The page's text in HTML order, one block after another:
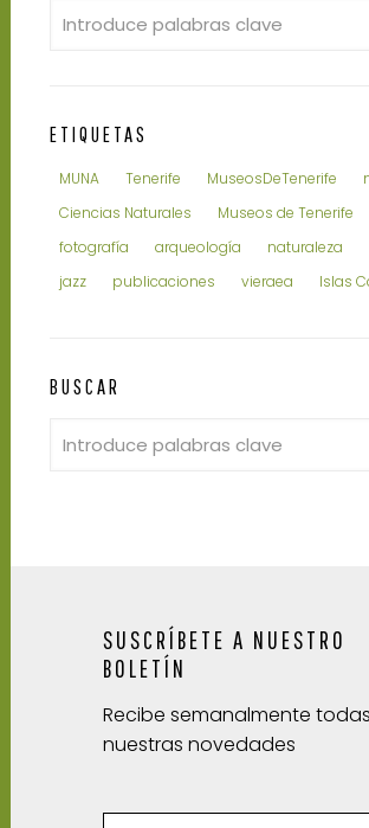
ETIQUETAS
MUNA Tenerife MuseosDeTenerife
Ciencias Naturales
Museos de Tenerife
fotografía
arqueología naturaleza
jazz
publicaciones vieraea Islas
BUSCAR
SUSCRÍBETE A NUESTRO
BOLETÍN
Recibe semanalmente todas
nuestras novedades